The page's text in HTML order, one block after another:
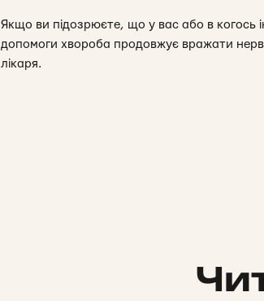
Якщо ви підозрюєте, що у вас або в когось
допомоги хвороба продовжує вражати
лікаря.